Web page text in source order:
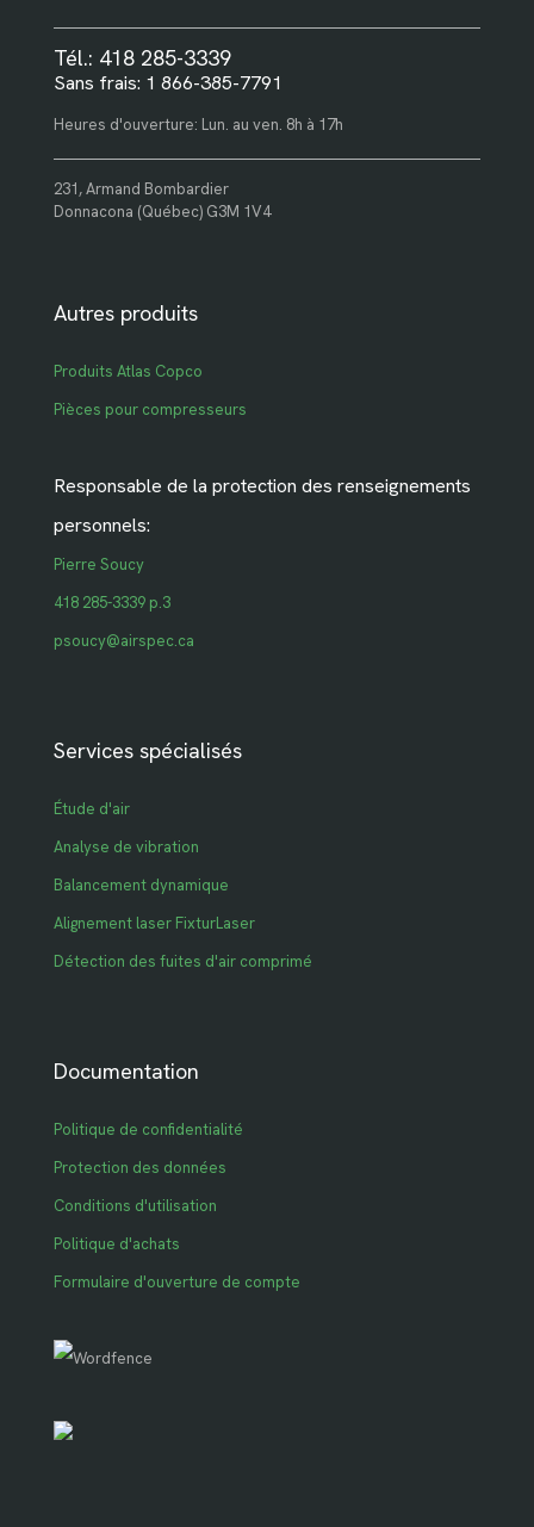
Tél.: 418 285-3339
Sans frais: 1 866-385-7791
Heures d'ouverture: Lun. au ven. 8h à 17h
231, Armand Bombardier
Donnacona (Québec) G3M 1V4
Autres produits
Produits Atlas Copco
Pièces pour compresseurs
Responsable de la protection des renseignements
personnels:
Pierre Soucy
418 285-3339 p.3
psoucy@airspec.ca
Services spécialisés
Étude d'air
Analyse de vibration
Balancement dynamique
Alignement laser FixturLaser
Détection des fuites d'air comprimé
Documentation
Politique de confidentialité
Protection des données
Conditions d'utilisation
Politique d'achats
Formulaire d'ouverture de compte